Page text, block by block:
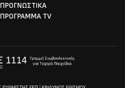
ΠΡΟΓΝΩΣΤΙΚΑ
ΠΡΟΓΡΑΜΜΑ TV